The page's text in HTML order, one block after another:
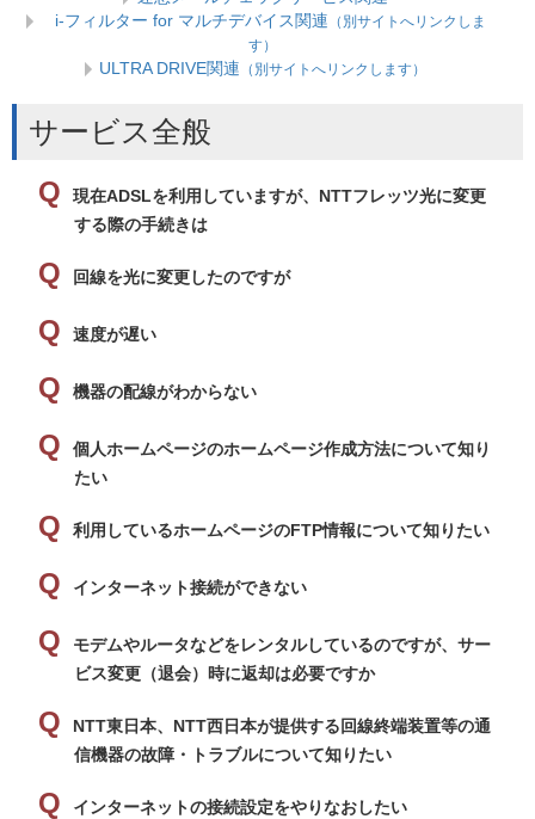
i-フィルター for マルチデバイス関連 （別サイトへリンクしま
す）
ULTRA DRIVE関連 （別サイトへリンクします）
サービス全般
現在ADSLを利用していますが、NTTフレッツ光に変更
する際の手続きは
回線を光に変更したのですが
速度が遅い
機器の配線がわからない
個人ホームページのホームページ作成方法について知り
たい
利用しているホームページのFTP情報について知りたい
インターネット接続ができない
モデムやルータなどをレンタルしているのですが、サー
ビス変更（退会）時に返却は必要ですか
NTT東日本、NTT西日本が提供する回線終端装置等の通
信機器の故障・トラブルについて知りたい
インターネットの接続設定をやりなおしたい